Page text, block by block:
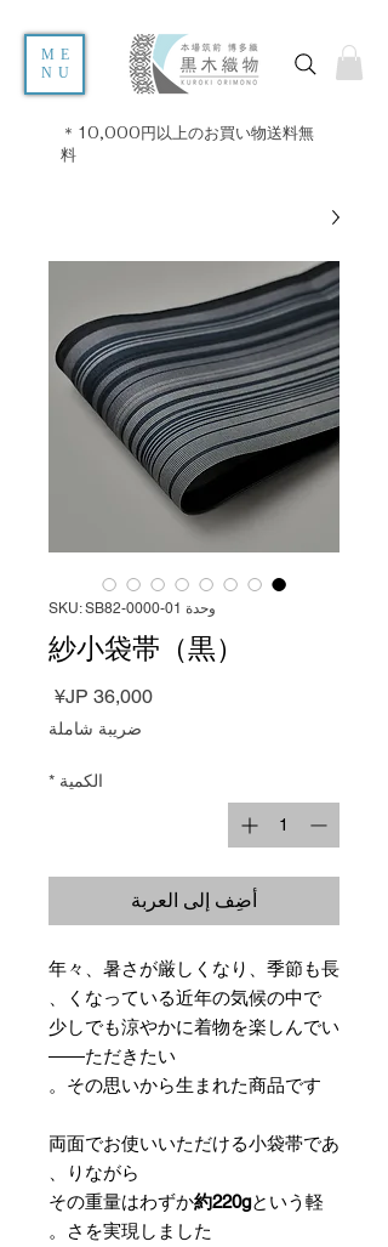
ME
NU
＊10,000円以上のお買い物送料無
料
وحدة SKU: SB82-0000-01
紗小袋帯（黒）
السعر
ضريبة شاملة
الكمية *
أضِف إلى العربة
年々、暑さが厳しくなり、季節も長
くなっている近年の気候の中で、
少しでも涼やかに着物を楽しんでい
ただきたい――
その思いから生まれた商品です。
両面でお使いいただける小袋帯であ
りながら、
その重量はわずか約220gという軽
さを実現しました。